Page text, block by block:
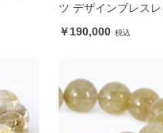
ツ デザインブレスレ
190,000